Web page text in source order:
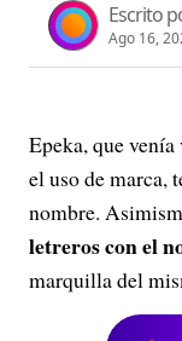
Escrito
Ago 16,
Epeka, que
el uso de marca,
nombre.
letreros con el
marquilla del